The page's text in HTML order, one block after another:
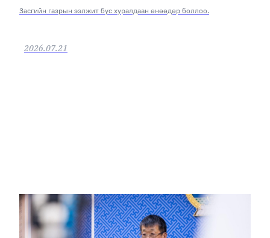
Засгийн газрын ээлжит бус хуралдаан өнөөдөр боллоо.
2026.07.21